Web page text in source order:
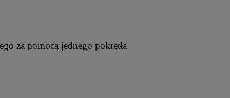
za pomocą jednego pokrętła